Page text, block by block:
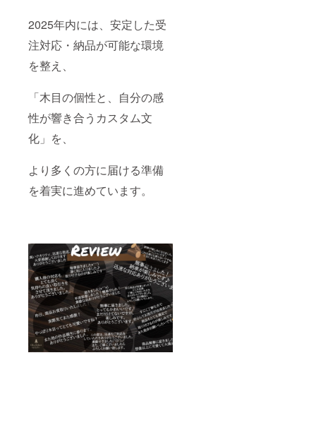
2025年内には、安定した受
注対応・納品が可能な環境
を整え、
「木目の個性と、自分の感
性が響き合うカスタム文
化」を、
より多くの方に届ける準備
を着実に進めています。